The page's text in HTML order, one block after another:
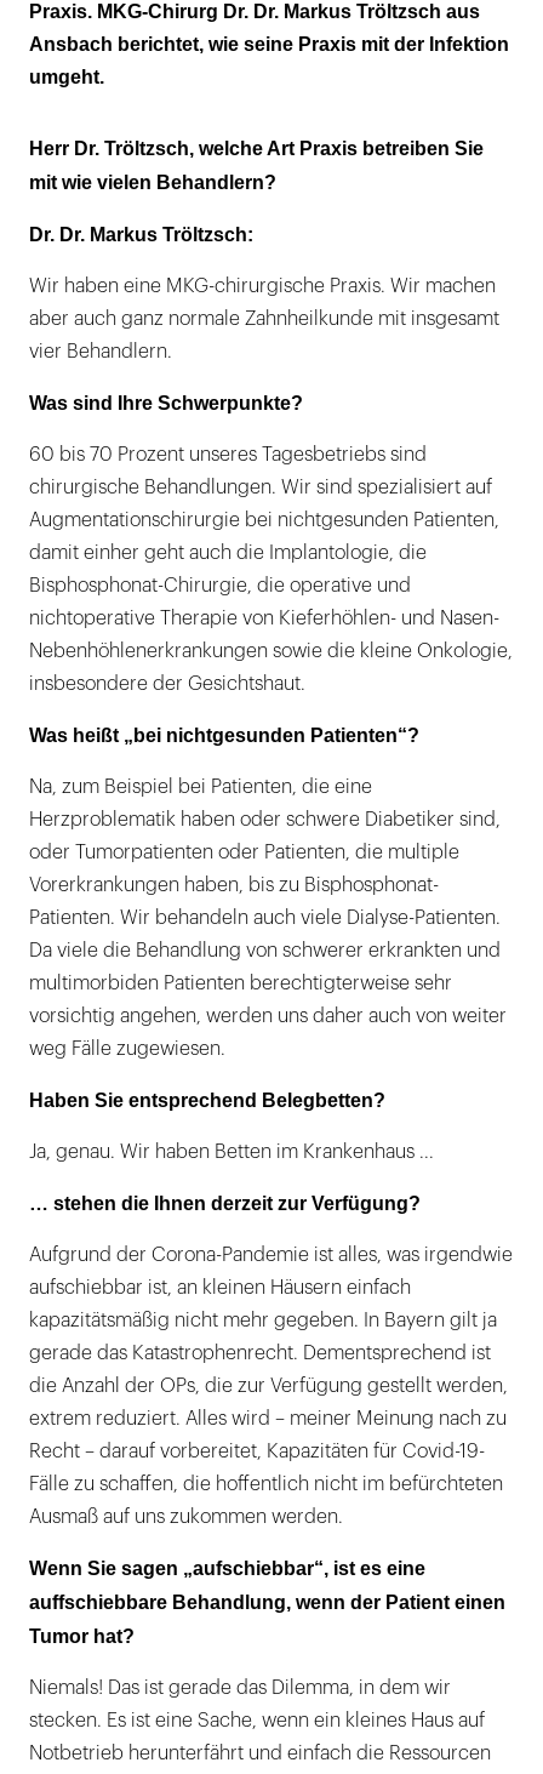
Praxis. MKG-Chirurg Dr. Dr. Markus Tröltzsch aus
Ansbach berichtet, wie seine Praxis mit der Infektion
umgeht.
Herr Dr. Tröltzsch, welche Art Praxis betreiben Sie
mit wie vielen Behandlern?
Dr. Dr. Markus Tröltzsch:
Wir haben eine MKG-chirurgische Praxis. Wir machen
aber auch ganz normale Zahnheilkunde mit insgesamt
vier Behandlern.
Was sind Ihre Schwerpunkte?
60 bis 70 Prozent unseres Tagesbetriebs sind
chirurgische Behandlungen. Wir sind spezialisiert auf
Augmentationschirurgie bei nichtgesunden Patienten,
damit einher geht auch die Implantologie, die
Bisphosphonat-Chirurgie, die operative und
nichtoperative Therapie von Kieferhöhlen- und Nasen-
Nebenhöhlenerkrankungen sowie die kleine Onkologie,
insbesondere der Gesichtshaut.
Was heißt „bei nichtgesunden Patienten“?
Na, zum Beispiel bei Patienten, die eine
Herzproblematik haben oder schwere Diabetiker sind,
oder Tumorpatienten oder Patienten, die multiple
Vorerkrankungen haben, bis zu Bisphosphonat-
Patienten. Wir behandeln auch viele Dialyse-Patienten.
Da viele die Behandlung von schwerer erkrankten und
multimorbiden Patienten berechtigterweise sehr
vorsichtig angehen, werden uns daher auch von weiter
weg Fälle zugewiesen.
Haben Sie entsprechend Belegbetten?
Ja, genau. Wir haben Betten im Krankenhaus ...
… stehen die Ihnen derzeit zur Verfügung?
Aufgrund der Corona-Pandemie ist alles, was irgendwie
aufschiebbar ist, an kleinen Häusern einfach
kapazitätsmäßig nicht mehr gegeben. In Bayern gilt ja
gerade das Katastrophenrecht. Dementsprechend ist
die Anzahl der OPs, die zur Verfügung gestellt werden,
extrem reduziert. Alles wird – meiner Meinung nach zu
Recht – darauf vorbereitet, Kapazitäten für Covid-19-
Fälle zu schaffen, die hoffentlich nicht im befürchteten
Ausmaß auf uns zukommen werden.
Wenn Sie sagen „aufschiebbar“, ist es eine
auffschiebbare Behandlung, wenn der Patient einen
Tumor hat?
Niemals! Das ist gerade das Dilemma, in dem wir
stecken. Es ist eine Sache, wenn ein kleines Haus auf
Notbetrieb herunterfährt und einfach die Ressourcen